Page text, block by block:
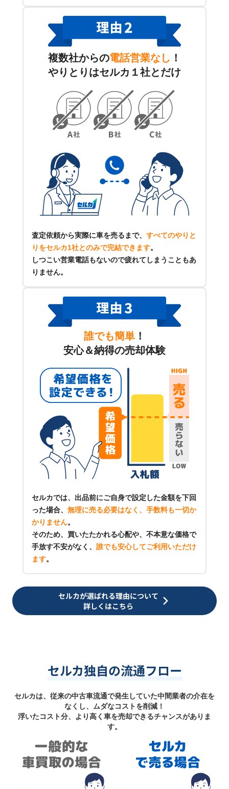
複数社からの電話営業なし ！
やりとりはセルカ１社とだけ
査定依頼から実際に車を売るまで、 すべてのやりと
りをセルカ1社とのみで完結できます。
しつこい営業電話もないので疲れてしまうこともあ
りません。
誰でも簡単 ！
安心＆納得の売却体験
セルカでは、出品前にご自身で設定した金額を下回
った場合、 無理に売る必要はなく、手数料も一切か
かりません。
そのため、買いたたかれる心配や、不本意な価格で
手放す不安がなく、 誰でも安心してご利用いただけ
ます。
セルカが選ばれる理由について
詳しくはこちら
セルカ独自の流通フロー
セルカは、従来の中古車流通で発生していた中間業者の介在を
なくし、ムダなコストを削減！
浮いたコスト分、より高く車を売却できるチャンスがありま
す。